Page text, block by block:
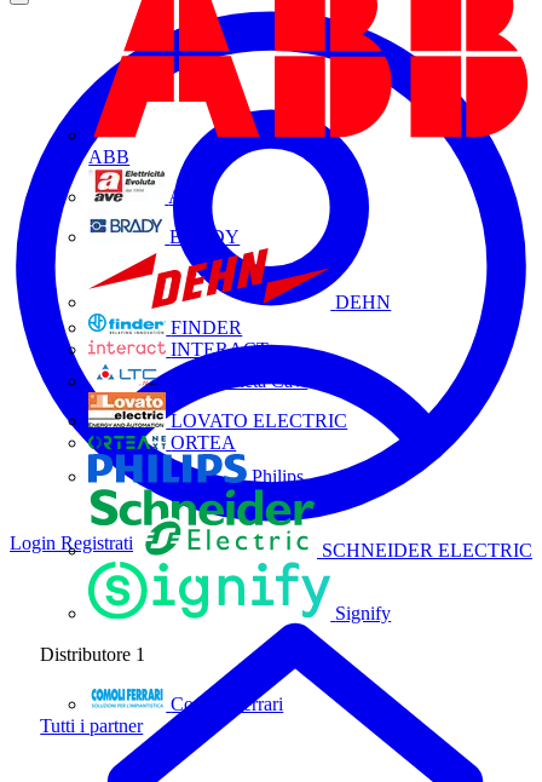
ABB
AVE
BRADY
DEHN
FINDER
INTERACT
La Triveneta Cavi
LOVATO ELECTRIC
ORTEA
Philips
SCHNEIDER ELECTRIC
Signify
Distributore 1
Comoli Ferrari
Tutti i partner
Login Registrati